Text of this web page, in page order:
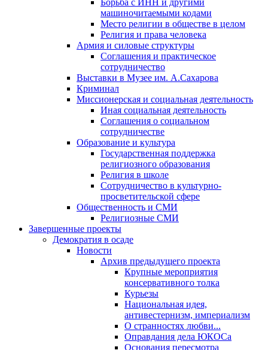
Борьба с ИНН и другими
машиночитаемыми кодами
Место религии в обществе в целом
Религия и права человека
Армия и силовые структуры
Соглашения и практическое
сотрудничество
Выставки в Музее им. А.Сахарова
Криминал
Миссионерская и социальная деятельность
Иная социальная деятельность
Соглашения о социальном
сотрудничестве
Образование и культура
Государственная поддержка
религиозного образования
Религия в школе
Сотрудничество в культурно-
просветительской сфере
Общественность и СМИ
Религиозные СМИ
Завершенные проекты
Демократия в осаде
Новости
Архив предыдущего проекта
Крупные мероприятия
консервативного толка
Курьезы
Национальная идея,
антивестернизм, империализм
О странностях любви...
Оправдания дела ЮКОСа
Основания пересмотра